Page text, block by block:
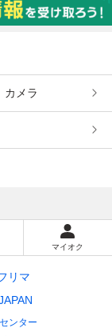
カメラ
マイオク
リマ
ンター